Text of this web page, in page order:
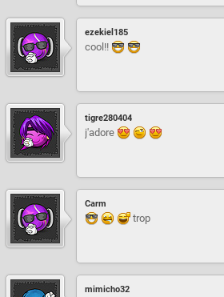
ezekiel185
cool!!
tigre280404
j'adore
Carm
trop
mimicho32